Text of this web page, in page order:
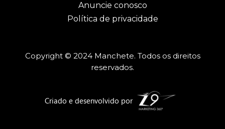
Anuncie conosco
Política de privacidade
Copyright © 2024 Manchete. Todos os direitos
reservados.
Criado e desenvolvido por